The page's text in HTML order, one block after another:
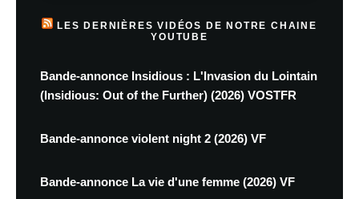
LES DERNIÈRES VIDÉOS DE NOTRE CHAINE
YOUTUBE
Bande-annonce Insidious : L'Invasion du Lointain
(Insidious: Out of the Further) (2026) VOSTFR
Bande-annonce violent night 2 (2026) VF
Bande-annonce La vie d'une femme (2026) VF